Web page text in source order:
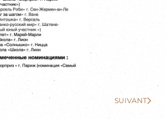
SUIVANT